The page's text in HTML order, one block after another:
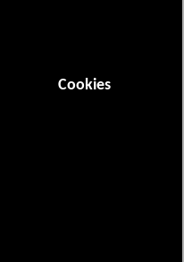
Cookies
dirigida por
de Young Leo, Jimi Petulla
papel de Shaw (as Kelly
con dialogos en
para esta producción